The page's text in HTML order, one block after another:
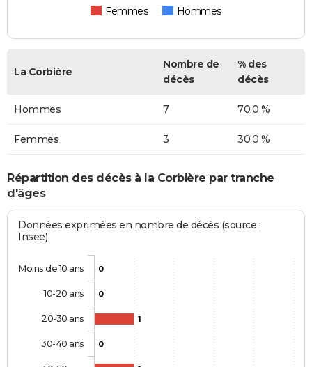
Femmes Hommes
La Corbière
Nombre de
décès
% des
décès
Hommes 7 70,0 %
Femmes 3 30,0 %
Répartition des décès à la Corbière par tranche
d'âges
Données exprimées en nombre de décès (source :
Insee)
0
0
1
0
Moins de 10 ans
10-20 ans
20-30 ans
30-40 ans